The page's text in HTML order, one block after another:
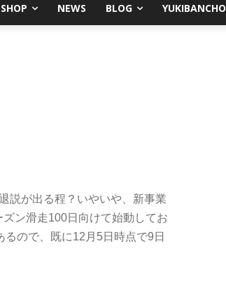
SHOP NEWS BLOG YUKIBANCHO
説が出る程？いやいや、新事業
ン滑走100日向けて始動してお
るので、既に12月5日時点で9日